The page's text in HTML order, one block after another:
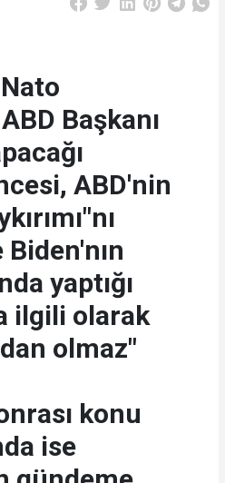
Başkanı
ABD'nin
Biden'nın
yaptığı
ilgili olarak
olmaz"
konu
ise